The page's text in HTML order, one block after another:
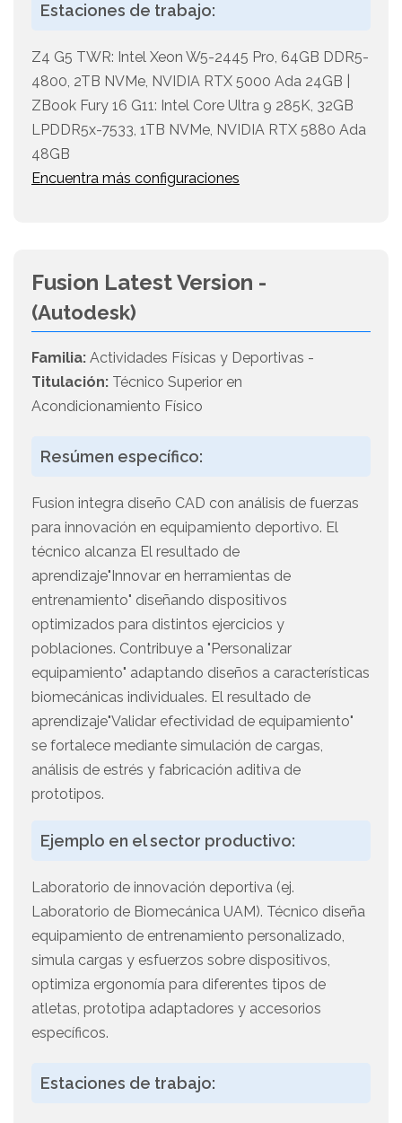
Estaciones de trabajo:
Z4 G5 TWR: Intel Xeon W5-2445 Pro, 64GB DDR5-
4800, 2TB NVMe, NVIDIA RTX 5000 Ada 24GB |
ZBook Fury 16 G11: Intel Core Ultra 9 285K, 32GB
LPDDR5x-7533, 1TB NVMe, NVIDIA RTX 5880 Ada
48GB
Encuentra más configuraciones
Fusion Latest Version -
(Autodesk)
Familia: Actividades Físicas y Deportivas -
Titulación: Técnico Superior en
Acondicionamiento Físico
Resúmen específico:
Fusion integra diseño CAD con análisis de fuerzas
para innovación en equipamiento deportivo. El
técnico alcanza El resultado de
aprendizaje"Innovar en herramientas de
entrenamiento" diseñando dispositivos
optimizados para distintos ejercicios y
poblaciones. Contribuye a "Personalizar
equipamiento" adaptando diseños a características
biomecánicas individuales. El resultado de
aprendizaje"Validar efectividad de equipamiento"
se fortalece mediante simulación de cargas,
análisis de estrés y fabricación aditiva de
prototipos.
Ejemplo en el sector productivo:
Laboratorio de innovación deportiva (ej.
Laboratorio de Biomecánica UAM). Técnico diseña
equipamiento de entrenamiento personalizado,
simula cargas y esfuerzos sobre dispositivos,
optimiza ergonomía para diferentes tipos de
atletas, prototipa adaptadores y accesorios
específicos.
Estaciones de trabajo: